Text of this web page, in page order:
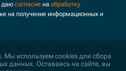
даю согласие на обработку
на получение информационных и
используем cookies для сбора
данных. Оставаясь на сайте, вы